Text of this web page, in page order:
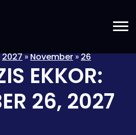
2027»November»26
EKKOR:
26, 2027